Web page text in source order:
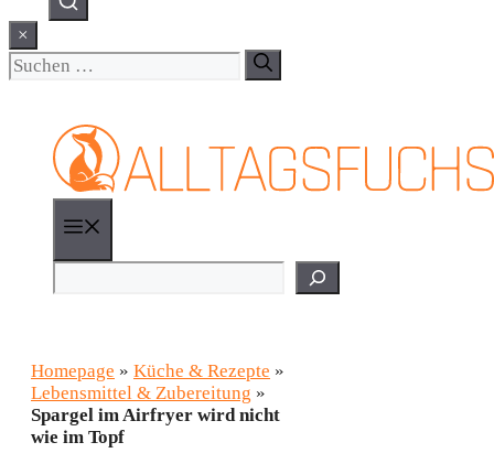
×
Suchen
nach:
Homepage » Küche & Rezepte »
Lebensmittel & Zubereitung »
Spargel im Airfryer wird nicht
wie im Topf